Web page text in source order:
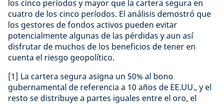
los cinco períodos y mayor que la cartera segura en
cuatro de los cinco períodos. El análisis demostró que
los gestores de fondos activos pueden evitar
potencialmente algunas de las pérdidas y aun así
disfrutar de muchos de los beneficios de tener en
cuenta el riesgo geopolítico.
[1] La cartera segura asigna un 50% al bono
gubernamental de referencia a 10 años de EE.UU., y el
resto se distribuye a partes iguales entre el oro, el